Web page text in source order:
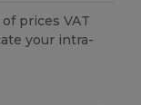
prices VAT
your intra-